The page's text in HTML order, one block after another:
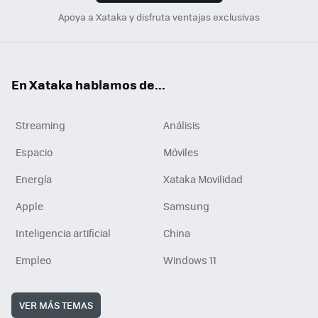
Apoya a Xataka y disfruta ventajas exclusivas
En Xataka hablamos de...
Streaming
Análisis
Espacio
Móviles
Energía
Xataka Movilidad
Apple
Samsung
Inteligencia artificial
China
Empleo
Windows 11
VER MÁS TEMAS